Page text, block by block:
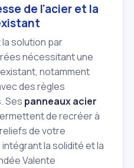
de l'acier et la
solution par
nécessitant une
notamment
des règles
Ses panneaux acier
de recréer à
de votre
la solidité et la
Valente